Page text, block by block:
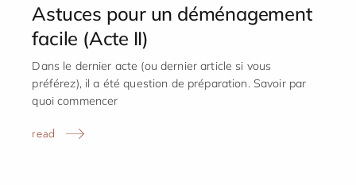
Astuces pour un déménagement
facile (Acte II)
Dans le dernier acte (ou dernier article si vous
préférez), il a été question de préparation. Savoir par
quoi commencer
read